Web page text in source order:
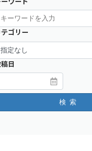
ゴリー
日
検索